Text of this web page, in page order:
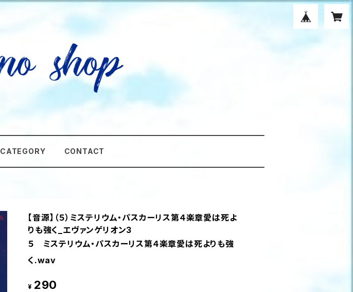
CATEGORY CONTACT
【音源】（５）ミステリウム・パスカーリス第４楽章愛は死よ
りも強く_エヴァンゲリオン3
５ ミステリウム・パスカーリス第４楽章愛は死よりも強
く.wav
¥ 290